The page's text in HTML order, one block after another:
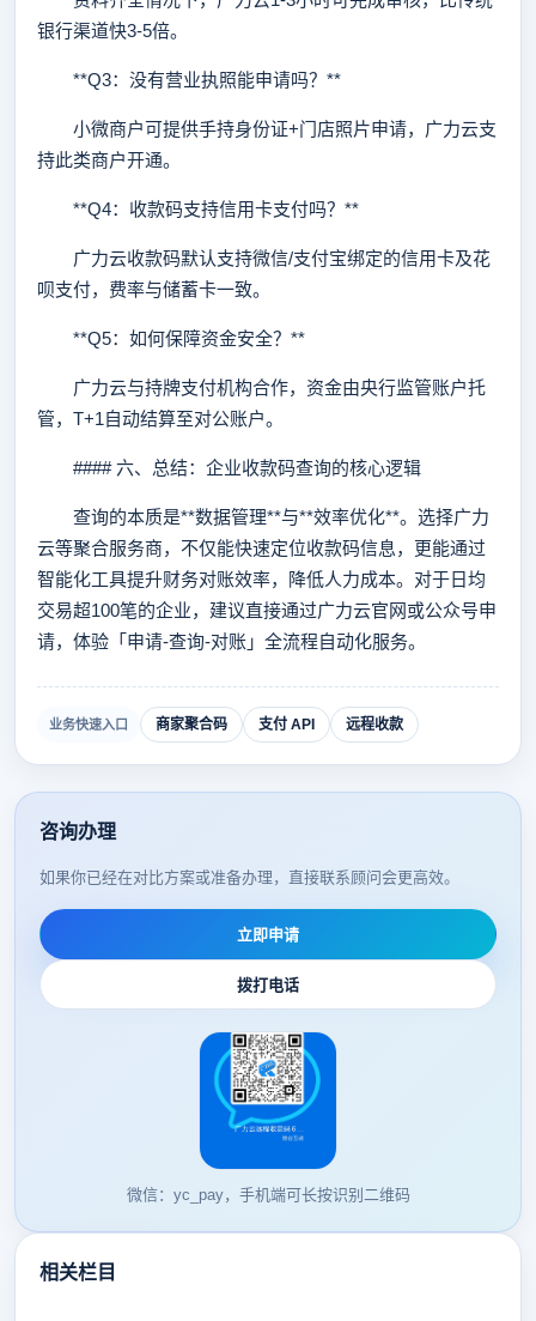
银行渠道快3-5倍。
**Q3：没有营业执照能申请吗？**
小微商户可提供手持身份证+门店照片申请，广力云支
持此类商户开通。
**Q4：收款码支持信用卡支付吗？**
广力云收款码默认支持微信/支付宝绑定的信用卡及花
呗支付，费率与储蓄卡一致。
**Q5：如何保障资金安全？**
广力云与持牌支付机构合作，资金由央行监管账户托
管，T+1自动结算至对公账户。
#### 六、总结：企业收款码查询的核心逻辑
查询的本质是**数据管理**与**效率优化**。选择广力
云等聚合服务商，不仅能快速定位收款码信息，更能通过
智能化工具提升财务对账效率，降低人力成本。对于日均
交易超100笔的企业，建议直接通过广力云官网或公众号申
请，体验「申请-查询-对账」全流程自动化服务。
业务快速入口 商家聚合码 支付 API 远程收款
咨询办理
如果你已经在对比方案或准备办理，直接联系顾问会更高效。
立即申请
拨打电话
微信：yc_pay，手机端可长按识别二维码
相关栏目